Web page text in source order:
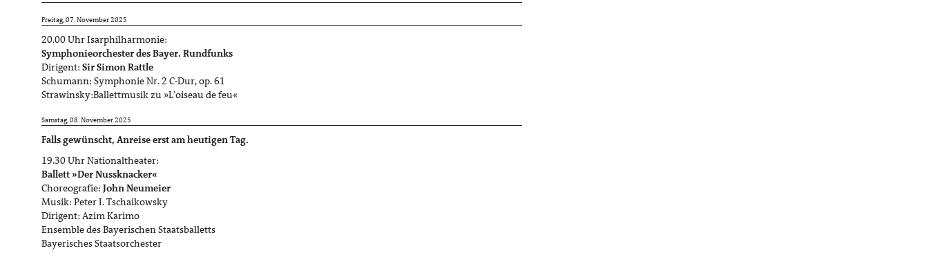
Freitag, 07. November 2025
20.00 Uhr Isarphilharmonie:
Symphonieorchester des Bayer. Rundfunks
Dirigent: Sir Simon Rattle
Schumann: Symphonie Nr. 2 C-Dur, op. 61
Strawinsky:Ballettmusik zu »L'oiseau de feu«
Samstag, 08. November 2025
Falls gewünscht, Anreise erst am heutigen Tag.
19.30 Uhr Nationaltheater:
Ballett »Der Nussknacker«
Choreografie: John Neumeier
Musik: Peter I. Tschaikowsky
Dirigent: Azim Karimo
Ensemble des Bayerischen Staatsballetts
Bayerisches Staatsorchester